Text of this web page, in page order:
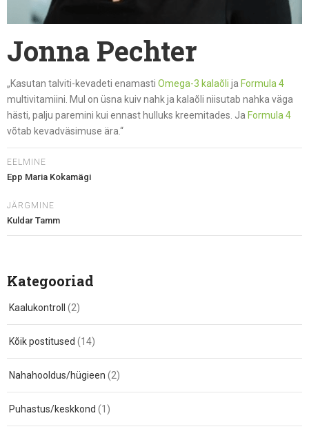
Jonna Pechter
„Kasutan talviti-kevadeti enamasti Omega-3 kalaõli ja Formula 4
multivitamiini. Mul on üsna kuiv nahk ja kalaõli niisutab nahka väga
hästi, palju paremini kui ennast hulluks kreemitades. Ja Formula 4
võtab kevadväsimuse ära.“
EELMINE
Epp Maria Kokamägi
JÄRGMINE
Kuldar Tamm
Kategooriad
Kaalukontroll (2)
Kõik postitused (14)
Nahahooldus/hügieen (2)
Puhastus/keskkond (1)